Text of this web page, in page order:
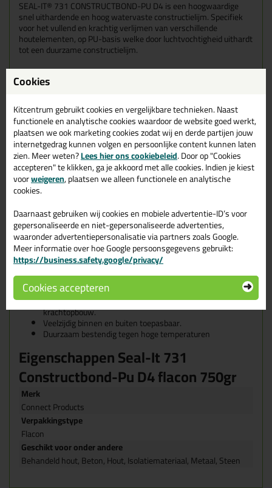
SEAL-IT® 731 CONSTRUCTBOND-PU D4 is een hoogwaardige
snel uithardende en hoog watervaste constructielijm. Specifiek
voor het vullend en krachtig verlijmen van verschillende
houtelementen, op PU-basis welke door luchtvochtigheid uithardt
tot een duurzame constructielijm.
Wanneer gebruik je de Seal-It 731 Constructbond-Pu D4
Specifiek voor snel, sterk, watervast en vullend verlijmen
Verlijmen van houtconstructieverbindingen in deuren,
ramen, kozijnen en overige bouwelementen.
Verlijmen van gevel- scheeps- en interieurbetimmeringen.
Verlijmen van sandwichpanelen
Verlijmen van houtelementen op poreuze en niet poreuze
ondergronden, zoals hout, metalen, steen, beton,
polystyreenschuim en meer.
Verlijming in de meubel- en scheepsindustrie.
Hoog watervast en krachtig verlijmen in binnen- en
buitenconstructies.
Kenmerken
Opschuimend/bruisend/vullend.
Snel uithardend
Watervast conform NEN-EN 204 D4.
Uitstekende hechtings- en verwerkingseigenschappen.
Hoge eindsterkte en belastbaarheid, snelle uitharding en
krachtopbouw.
Veelzijdig binnen en buiten toepasbaar.
Duurzaam bestendig tegen hoge temperaturen
Eigenschappen Seal-It 731
Constructbond-Pu D4 flacon 750gr
Merk
Connect Products
Verpakkingstype
Flacon
Geschikt voor onder andere
Behandeld hout, Beton, Hout, Isolatiemateriaal, Metaal, Steen
Cookies
Kitcentrum gebruikt cookies en vergelijkbare technieken. Naast
functionele en analytische cookies waardoor de website goed werkt,
plaatsen we ook marketing cookies zodat wij en derde partijen jouw
internetgedrag kunnen volgen en persoonlijke content kunnen laten
zien. Meer weten?Lees hier ons cookiebeleid. Door op "Cookies
accepteren" te klikken, ga je akkoord met alle cookies. Indien je kiest
voorweigeren, plaatsen we alleen functionele en analytische
cookies.
Daarnaast gebruiken wij cookies en mobiele advertentie-ID’s voor
gepersonaliseerde en niet-gepersonaliseerde advertenties,
waaronder advertentiepersonalisatie via partners zoals Google.
Meer informatie over hoe Google persoonsgegevens gebruikt:
https://business.safety.google/privacy/
Cookies accepteren